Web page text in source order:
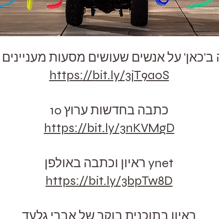
על אנשים שעושים מסעות
https://bit.ly/3jT9a0S
כתבה בחדשות ערוץ 10
https://bit.ly/3nKVMgD
ראיון וכתבה באולפן ynet
https://bit.ly/3bpTw8D
ראיון בתוכנית בוקר של אברי גלעד